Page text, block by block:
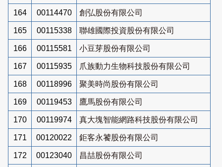
164 00114470 創弘股份有限公司
165 00115338 聯雄國際投資股份有限公司
166 00115581 小豆芽股份有限公司
167 00115935 爪族動力生物科技股份有限公司
168 00118996 聚美時尚股份有限公司
169 00119453 鷹馬股份有限公司
170 00119974 真大塊智能網路科技股份有限公司
171 00120022 鉅客永饕股份有限公司
172 00123040 昌喆股份有限公司